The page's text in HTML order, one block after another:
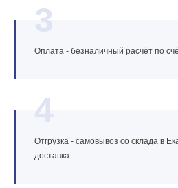
3
Оплата - безналичный расчёт по
4
Отгрузка - самовывоз со склада в
доставка